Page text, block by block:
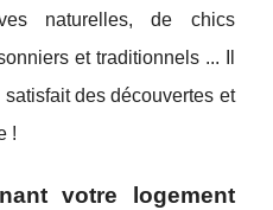
naturelles, de chics
et traditionnels ... Il
des découvertes et
!
votre logement